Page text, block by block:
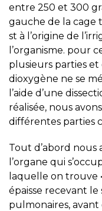
entre 250 et 300
gauche de la cage
st à l’origine de
l’organisme. pour
plusieurs parties
dioxygène ne se
l’aide d’une
réalisée, nous
différentes parties
Tout d’abord nous
l’organe qui
laquelle on trouve
épaisse recevant
pulmonaires,